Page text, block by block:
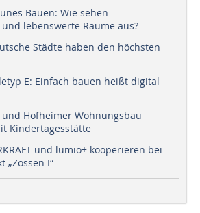
Bauen: Wie sehen
lebenswerte Räume aus?
Städte haben den höchsten
E: Einfach bauen heißt digital
Hofheimer Wohnungsbau
Kindertagesstätte
und lumio+ kooperieren bei
„Zossen I“